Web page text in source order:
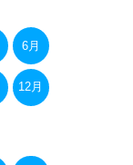
6月
12月